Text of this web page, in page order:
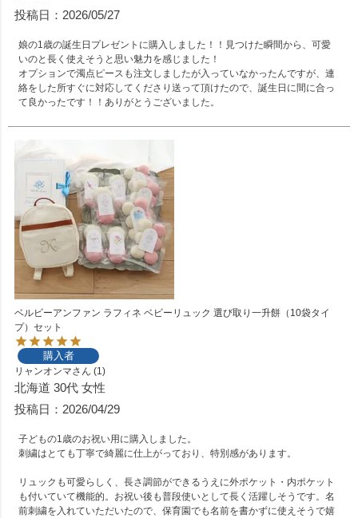
投稿日
2026/05/27
娘の1歳の誕生日プレゼントに購入しました！！見つけた瞬間から、可愛
いのと長く使えそうと思い魅力を感じました！
オプションで濁点ピースも注文しましたが入っていなかったんですが、連
絡をした所すぐに対応してくださり送って頂けたので、誕生日に間に合っ
て良かったです！！ありがとうございました。
ベルビーアンファン ラフィネ ベビーリュック 選び取り一升餅（10袋タイ
プ）セット
購入者
リャンオンマ 1
北海道 30代 女性
投稿日
2026/04/29
子どもの1歳のお祝い用に購入しました。
刺繍はとても丁寧で綺麗に仕上がっており、特別感があります。
リュックも可愛らしく、長さ調節ができるうえに外ポケット・内ポケット
も付いていて機能的。お祝い後も普段使いとして長く活躍しそうです。名
前刺繍を入れていただいたので、保育園でも名前を書かずに使えそうで嬉